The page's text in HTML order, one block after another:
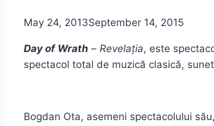
May 24, 2013September 14, 2015
Day of Wrath – Revelația, este
spectacol total de muzică clasică,
Bogdan Ota, asemeni spectacolului